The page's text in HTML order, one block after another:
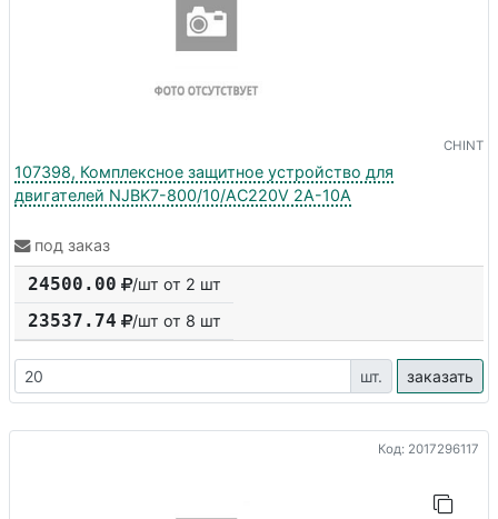
CHINT
107398, Комплексное защитное устройство для
двигателей NJBK7-800/10/AC220V 2A-10A
под заказ
24500.00 /шт от 2 шт
23537.74 /шт от 8 шт
шт. заказать
Код: 2017296117